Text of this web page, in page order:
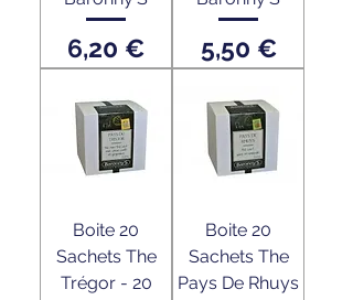
Prix
6,20 € Prix
5,50 €
Boite 20
Sachets The
Trégor - 20
Boite 20
Sachets The
Pays De Rhuys